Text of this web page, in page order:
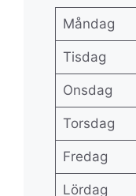
Måndag
Tisdag
Onsdag
Torsdag
Fredag
Lördag